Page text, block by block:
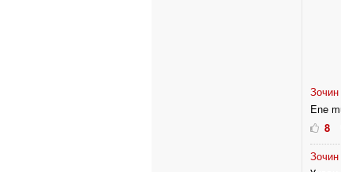
Зочин
Ene
8
Зочин